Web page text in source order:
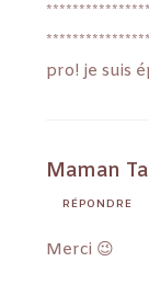
pro! je suis
Maman
RÉPONDRE
Merci 😉